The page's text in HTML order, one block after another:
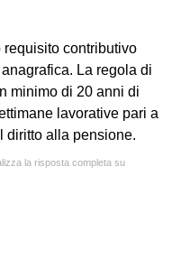
requisito contributivo
La regola di
minimo di 20 anni di
lavorative pari a
diritto alla pensione.
la risposta completa su